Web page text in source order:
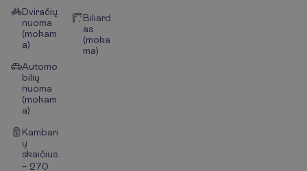
Dviračių
nuoma
(mokam
a)
Automo
bilių
nuoma
(mokam
a)
Kambari
ų
skaičius
– 270
Biliard
as
(moka
ma)